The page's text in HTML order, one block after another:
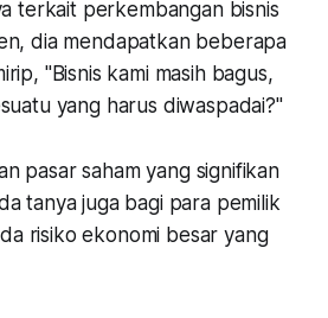
terkait perkembangan bisnis
dia mendapatkan beberapa
"Bisnis kami masih bagus,
yang harus diwaspadai?"
pasar saham yang signifikan
tanya juga bagi para pemilik
risiko ekonomi besar yang